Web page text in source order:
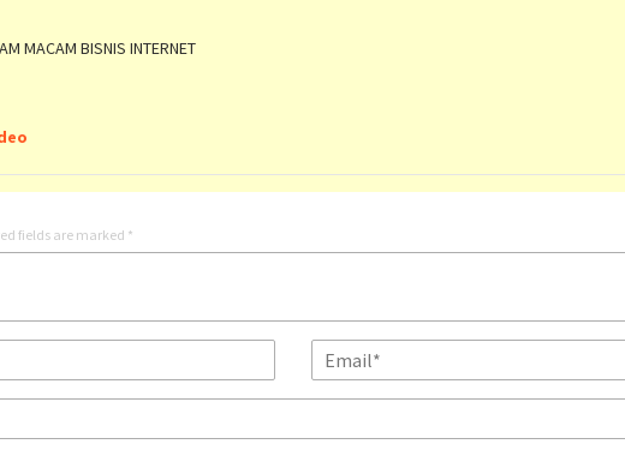
MACAM BISNIS INTERNET
fields are marked *